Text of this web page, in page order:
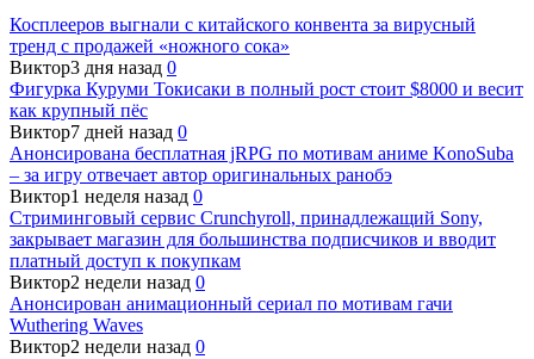
Косплееров выгнали с китайского конвента за вирусный
тренд с продажей «ножного сока»
Виктор3 дня назад 0
Фигурка Куруми Токисаки в полный рост стоит $8000 и весит
как крупный пёс
Виктор7 дней назад 0
Анонсирована бесплатная jRPG по мотивам аниме KonoSuba
– за игру отвечает автор оригинальных ранобэ
Виктор1 неделя назад 0
Стриминговый сервис Crunchyroll, принадлежащий Sony,
закрывает магазин для большинства подписчиков и вводит
платный доступ к покупкам
Виктор2 недели назад 0
Анонсирован анимационный сериал по мотивам гачи
Wuthering Waves
Виктор2 недели назад 0